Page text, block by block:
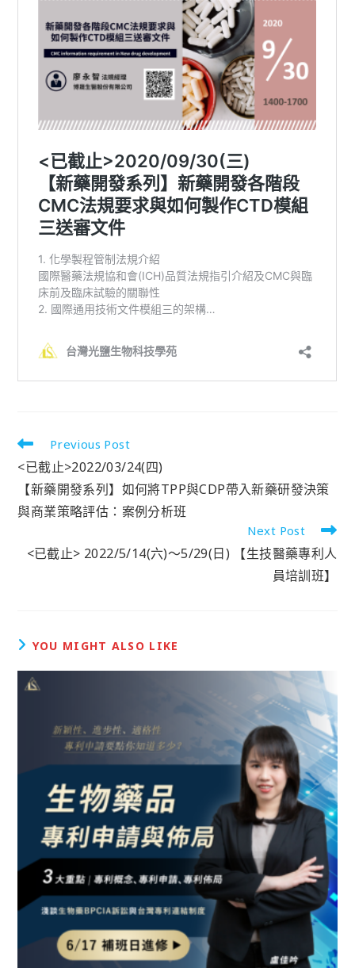
Previous Post
<已截止>2022/03/24(四)
【新藥開發系列】如何將TPP與CDP帶入新藥研發決策
與商業策略評估：案例分析班
Next Post
<已截止> 2022/5/14(六)～5/29(日) 【生技醫藥專利人
員培訓班】
YOU MIGHT ALSO LIKE